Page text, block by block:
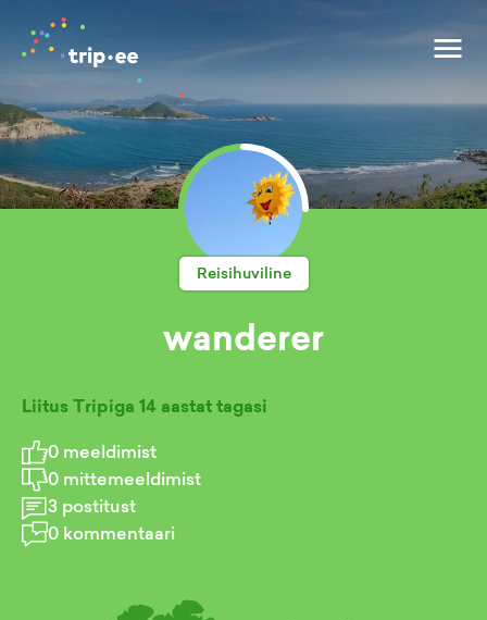
Reisihuviline
wanderer
Liitus Tripiga 14 aastat tagasi
0 meeldimist
0 mittemeeldimist
3 postitust
0 kommentaari